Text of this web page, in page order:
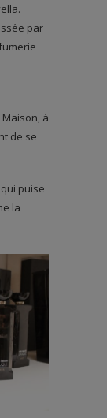
par
à
de se
puise
la